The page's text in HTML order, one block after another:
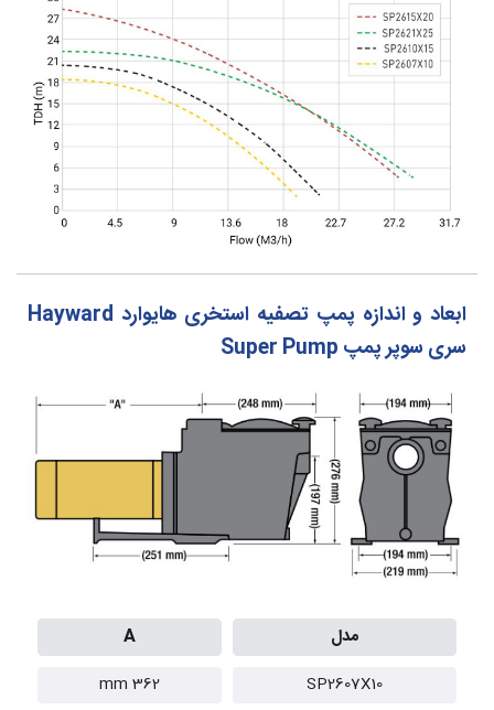
ابعاد و اندازه پمپ تصفیه استخری هایوارد Hayward
سری سوپر پمپ Super Pump
مدل A
SP2607X10
362 mm